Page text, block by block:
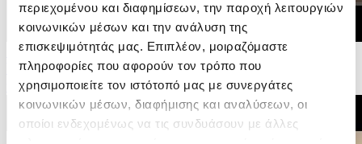
περιεχομένου και διαφημίσεων, την παροχή λειτουργιών
κοινωνικών μέσων και την ανάλυση της
επισκεψιμότητάς μας. Επιπλέον, μοιραζόμαστε
πληροφορίες που αφορούν τον τρόπο που
χρησιμοποιείτε τον ιστότοπό μας με συνεργάτες
κοινωνικών μέσων, διαφήμισης και αναλύσεων, οι
οποίοι ενδεχομένως να τις συνδυάσουν με άλλες
16/06/2026 09:01
Ψηφοφορία στην Επιτροπή Ευρωκοινοβουλίου και
υπογραφή συμφωνίας δικαιώματων επιβατών...